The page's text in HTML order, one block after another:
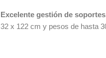
Excelente gestión de
32 x 122 cm y pesos de hasta